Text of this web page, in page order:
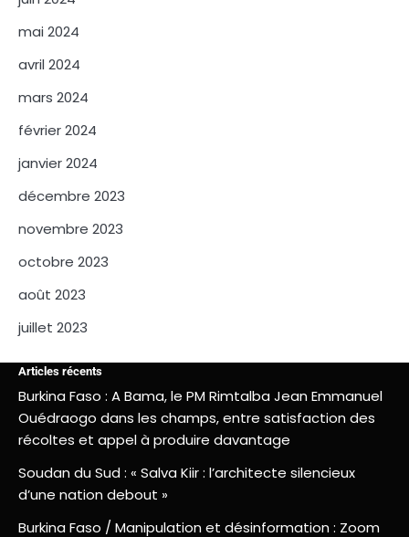
mai 2024
avril 2024
mars 2024
février 2024
janvier 2024
décembre 2023
novembre 2023
octobre 2023
août 2023
juillet 2023
Articles récents
Burkina Faso : A Bama, le PM Rimtalba Jean Emmanuel
Ouédraogo dans les champs, entre satisfaction des
récoltes et appel à produire davantage
Soudan du Sud : « Salva Kiir : l’architecte silencieux
d’une nation debout »
Burkina Faso / Manipulation et désinformation : Zoom